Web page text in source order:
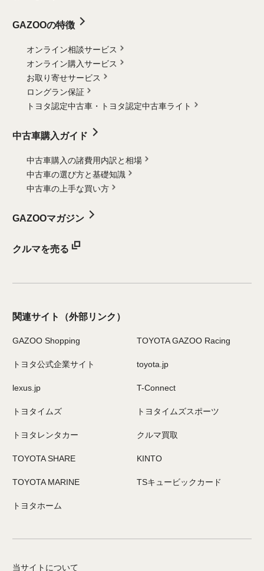
GAZOOの特徴
オンライン相談サービス
オンライン購入サービス
お取り寄せサービス
ロングラン保証
トヨタ認定中古車・
トヨタ認定中古車ライト
中古車購入ガイド
中古車購入の諸費用内訳と相場
中古車の選び方と基礎知識
中古車の上手な買い方
GAZOOマガジン
クルマを売る
関連サイト （外部リンク）
GAZOO Shopping TOYOTA GAZOO Racing
トヨタ公式企業サイト toyota.jp
lexus.jp T-Connect
トヨタイムズ トヨタイムズスポーツ
トヨタレンタカー クルマ買取
TOYOTA SHARE KINTO
TOYOTA MARINE TSキュービックカード
トヨタホーム
当サイトについて